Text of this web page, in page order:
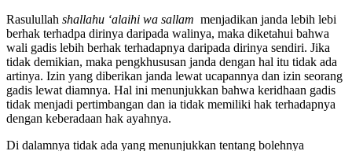
Rasulullahshallahu ‘alaihi wa sallammenjadikan janda lebih lebi
berhak terhadpa dirinya daripada walinya, maka diketahui bahwa
wali gadis lebih berhak terhadapnya daripada dirinya sendiri. Jika
tidak demikian, maka pengkhususan janda dengan hal itu tidak ada
artinya. Izin yang diberikan janda lewat ucapannya dan izin seorang
gadis lewat diamnya. Hal ini menunjukkan bahwa keridhaan gadis
tidak menjadi pertimbangan dan ia tidak memiliki hak terhadapnya